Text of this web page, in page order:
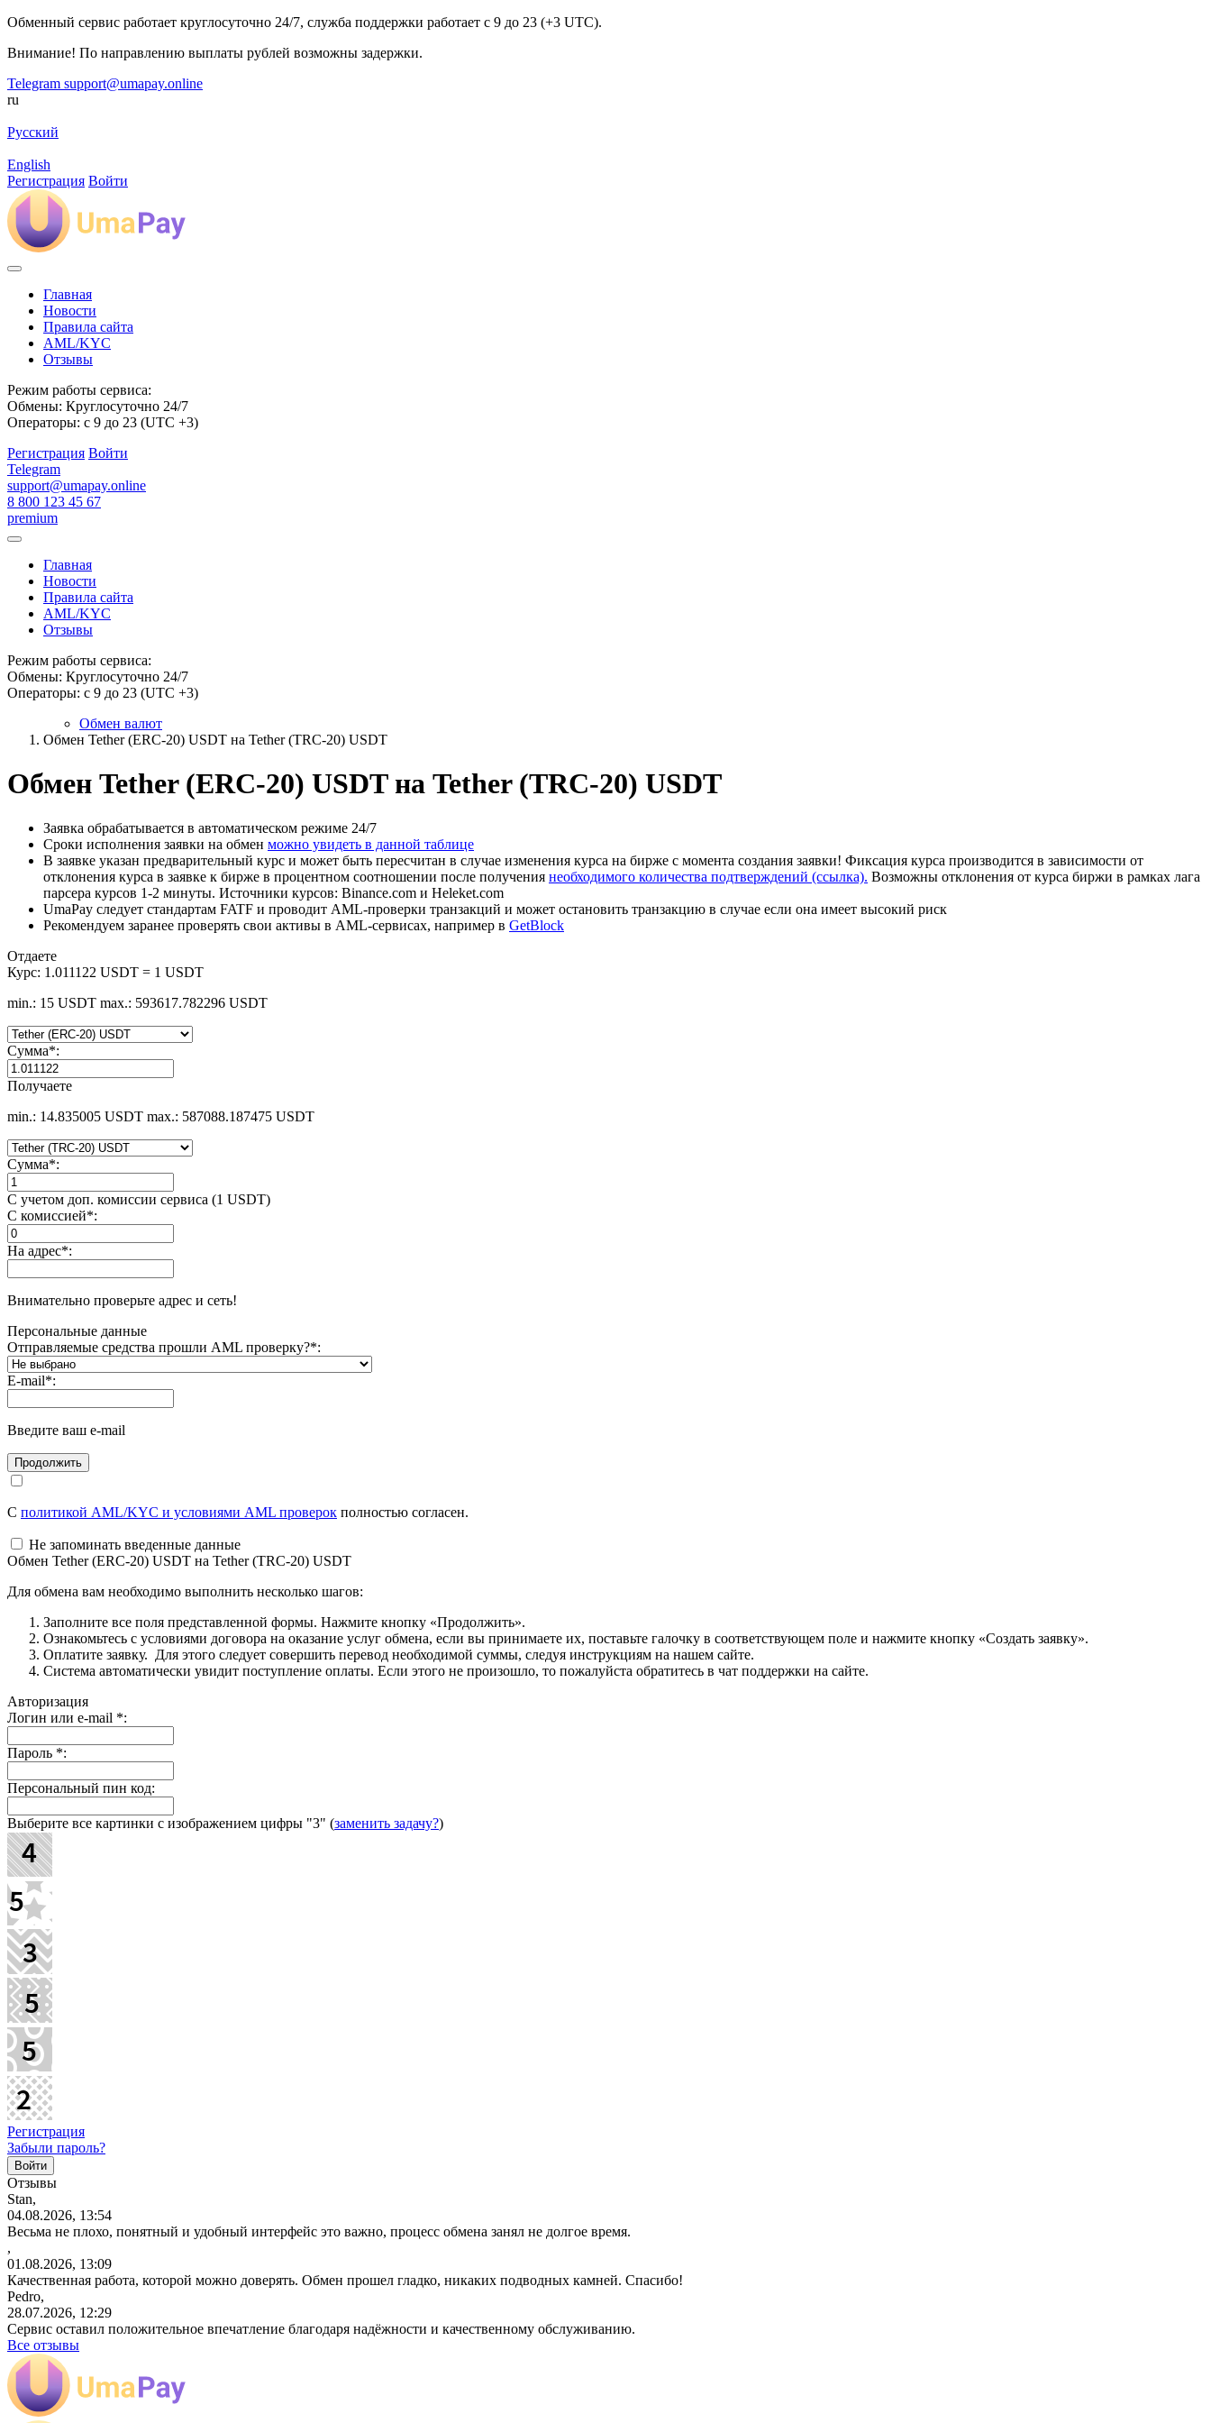
Обменный сервис работает круглосуточно 24/7, служба поддержки работает с 9 до 23 (+3 UTC).
Внимание! По направлению выплаты рублей возможны задержки.
Telegram support@umapay.online
ru
Русский
English
Регистрация Войти
Главная
Новости
Правила сайта
AML/KYC
Отзывы
Режим работы сервиса:
Обмены: Круглосуточно 24/7
Операторы: с 9 до 23 (UTC +3)
Регистрация Войти
Telegram
support@umapay.online
8 800 123 45 67
premium
Главная
Новости
Правила сайта
AML/KYC
Отзывы
Режим работы сервиса:
Обмены: Круглосуточно 24/7
Операторы: с 9 до 23 (UTC +3)
Обмен валют
Обмен Tether (ERC-20) USDT на Tether (TRC-20) USDT
Обмен Tether (ERC-20) USDT на Tether (TRC-20) USDT
Заявка обрабатывается в автоматическом режиме 24/7
Сроки исполнения заявки на обмен можно увидеть в данной таблице
В заявке указан предварительный курс и может быть пересчитан в случае изменения курса на бирже с момента создания заявки! Фиксация курса производится в зависимости от
отклонения курса в заявке к бирже в процентном соотношении после получения необходимого количества подтверждений (ссылка). Возможны отклонения от курса биржи в рамках лага
парсера курсов 1-2 минуты. Источники курсов: Binance.com и Heleket.com
UmaPay следует стандартам FATF и проводит AML-проверки транзакций и может остановить транзакцию в случае если она имеет высокий риск
Рекомендуем заранее проверять свои активы в AML-сервисах, например в GetBlock
Отдаете
Курс: 1.011122 USDT = 1 USDT
min.: 15 USDT max.: 593617.782296 USDT
Сумма*:
Получаете
min.: 14.835005 USDT max.: 587088.187475 USDT
Сумма*:
С учетом доп. комиссии сервиса (1 USDT)
С комиссией*:
На адрес*:
Внимательно проверьте адрес и сеть!
Персональные данные
Отправляемые средства прошли AML проверку?*:
E-mail*:
Введите ваш e-mail
С политикой AML/KYC и условиями AML проверок полностью согласен.
Не запоминать введенные данные
Обмен Tether (ERC-20) USDT на Tether (TRC-20) USDT
Для обмена вам необходимо выполнить несколько шагов:
Заполните все поля представленной формы. Нажмите кнопку «Продолжить».
Ознакомьтесь с условиями договора на оказание услуг обмена, если вы принимаете их, поставьте галочку в соответствующем поле и нажмите кнопку «Создать заявку».
Оплатите заявку. Для этого следует совершить перевод необходимой суммы, следуя инструкциям на нашем сайте.
Система автоматически увидит поступление оплаты. Если этого не произошло, то пожалуйста обратитесь в чат поддержки на сайте.
Авторизация
Логин или e-mail *:
Пароль *:
Персональный пин код:
Выберите все картинки с изображением цифры "3" (заменить задачу?)
Регистрация
Забыли пароль?
Отзывы
Stan,
04.08.2026, 13:54
Весьма не плохо, понятный и удобный интерфейс это важно, процесс обмена занял не долгое время.
,
01.08.2026, 13:09
Качественная работа, которой можно доверять. Обмен прошел гладко, никаких подводных камней. Спасибо!
Pedro,
28.07.2026, 12:29
Сервис оставил положительное впечатление благодаря надёжности и качественному обслуживанию.
Все отзывы